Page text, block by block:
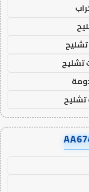
تشليح